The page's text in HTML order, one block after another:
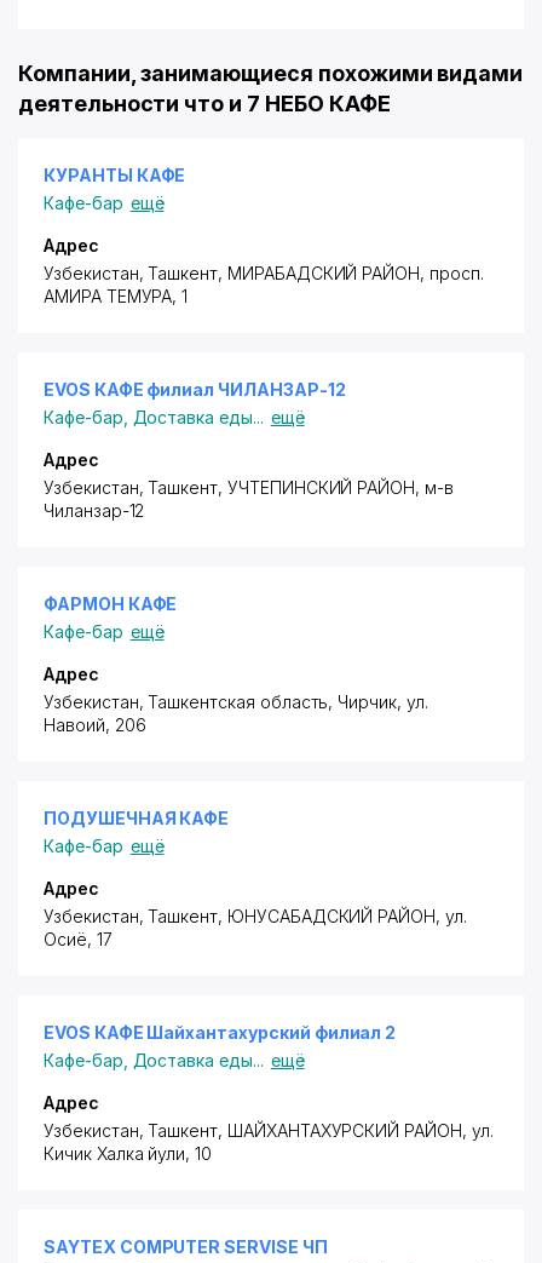
Компании, занимающиеся похожими видами
деятельности что и 7 НЕБО КАФЕ
КУРАНТЫ КАФЕ
Кафе-бар ещё
Адрес
Узбекистан, Ташкент, МИРАБАДСКИЙ РАЙОН, просп.
АМИРА ТЕМУРА, 1
EVOS КАФЕ филиал ЧИЛАНЗАР-12
Кафе-бар Доставка еды... ещё
Адрес
Узбекистан, Ташкент, УЧТЕПИНСКИЙ РАЙОН, м-в
Чиланзар-12
ФАРМОН КАФЕ
Кафе-бар ещё
Адрес
Узбекистан, Ташкентская область, Чирчик, ул.
Навоий, 206
ПОДУШЕЧНАЯ КАФЕ
Кафе-бар ещё
Адрес
Узбекистан, Ташкент, ЮНУСАБАДСКИЙ РАЙОН, ул.
Осиё, 17
EVOS КАФЕ Шайхантахурский филиал 2
Кафе-бар Доставка еды... ещё
Адрес
Узбекистан, Ташкент, ШАЙХАНТАХУРСКИЙ РАЙОН, ул.
Кичик Халка йули, 10
SAYTEX COMPUTER SERVISE ЧП